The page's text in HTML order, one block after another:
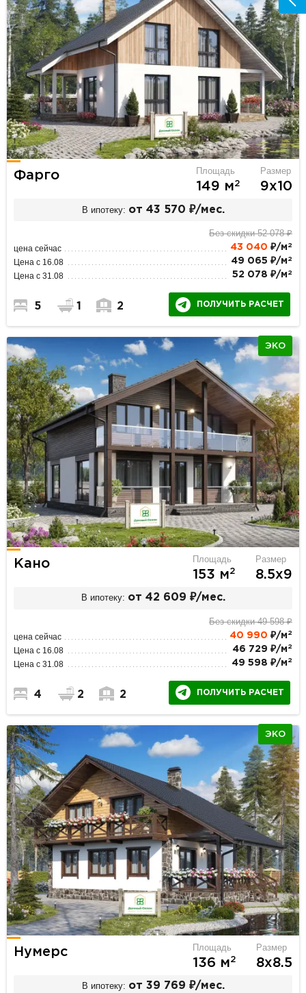
Фарго Площадь
149 м2
Размер
9х10
В ипотеку: от 43 570 ₽/мес.
Без скидки 52 078 ₽
цена сейчас 43 040 ₽/м 2
Цена с 16.08 49 065 ₽/м 2
Цена с 31.08 52 078 ₽/м 2
5 1 2 ПОЛУЧИТЬ РАСЧЕТ
ЭКО
Кано Площадь
153 м2
Размер
8.5х9
В ипотеку: от 42 609 ₽/мес.
Без скидки 49 598 ₽
цена сейчас 40 990 ₽/м 2
Цена с 16.08 46 729 ₽/м 2
Цена с 31.08 49 598 ₽/м 2
4 2 2 ПОЛУЧИТЬ РАСЧЕТ
ЭКО
Нумерс Площадь
136 м2
Размер
8х8.5
В ипотеку: от 39 769 ₽/мес.